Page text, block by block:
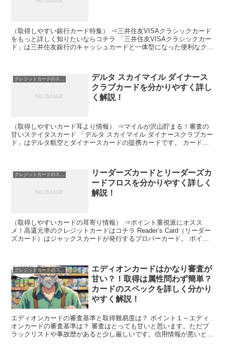
（取得しやすい銀行カード特集） ⇒三井住友VISAクラシックカード
をもっと詳しく知りたいならコチラ 「三井住友VISAクラシックカー
ド」は三井住友銀行のキャッシュカードと一体型になった便利なクレ
デルタ スカイマイル ダイナース
クラブカードを分かりやすく詳し
く解説！
（取得しやすいカード耳より情報） ⇒マイルが沢山貯まる！審査の
甘いステイタスカード 「デルタ スカイマイル ダイナースクラブカー
ド」はデルタ航空とダイナースカードの提携カードです。 カード利
リーダーズカードとリーダーズカ
ードフロスを分かりやすく詳しく
解説！
（取得しやすいカードの耳寄り情報） ⇒ポイント重視派にオスス
メ！高還元率のクレジットカードはコチラ Reader’s Card（リーダー
ズカード）はジャックスカードが発行するプロパーカード。 ポイン
クレジットカードのスペック
エディオンカードはかなり審査が
甘い？！取得は属性問わず簡単？
カードのスペックを詳しく分かり
やすく解説！
エディオンカードの審査基準と取得難易度は？ ポイント１～エディ
オンカードの審査基準は？ 審査はとっても甘いと思います。ただブ
ラックリストや事故歴があると少し厳しいです。信用情報が悪いと審